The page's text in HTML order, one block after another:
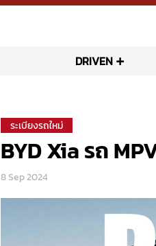
DRIVEN
ระเบียงรถใหม่
BYD Xia รถ
8 Sep 2024